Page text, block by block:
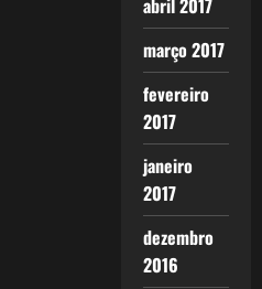
abril 2017
março 2017
fevereiro
2017
janeiro
2017
dezembro
2016